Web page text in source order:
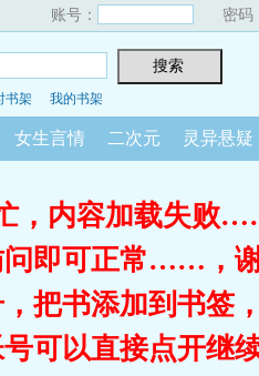
账号： 密码
书架 我的书架
女生言情 二次元 灵异悬疑
，内容加载失败
问即可正常……，
把书添加到书签，
可以直接点开继